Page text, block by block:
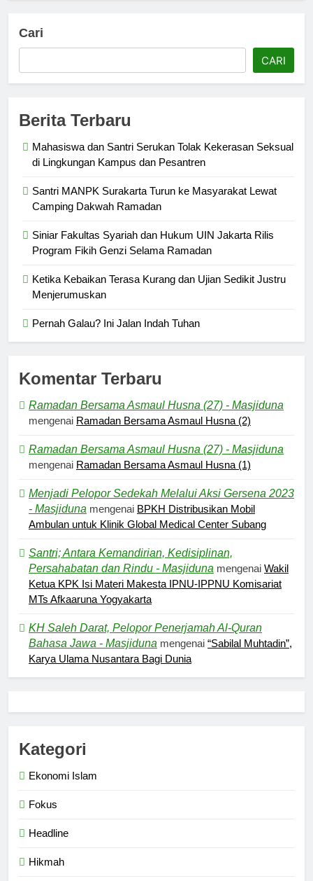
Cari
CARI
Berita Terbaru
Mahasiswa dan Santri Serukan Tolak Kekerasan Seksual
di Lingkungan Kampus dan Pesantren
Santri MANPK Surakarta Turun ke Masyarakat Lewat
Camping Dakwah Ramadan
Siniar Fakultas Syariah dan Hukum UIN Jakarta Rilis
Program Fikih Genzi Selama Ramadan
Ketika Kebaikan Terasa Kurang dan Ujian Sedikit Justru
Menjerumuskan
Pernah Galau? Ini Jalan Indah Tuhan
Komentar Terbaru
Ramadan Bersama Asmaul Husna (27) - Masjiduna
mengenai Ramadan Bersama Asmaul Husna (2)
Ramadan Bersama Asmaul Husna (27) - Masjiduna
mengenai Ramadan Bersama Asmaul Husna (1)
Menjadi Pelopor Sedekah Melalui Aksi Gersena 2023
- Masjiduna mengenai BPKH Distribusikan Mobil
Ambulan untuk Klinik Global Medical Center Subang
Santri; Antara Kemandirian, Kedisiplinan,
Persahabatan dan Rindu - Masjiduna mengenai Wakil
Ketua KPK Isi Materi Makesta IPNU-IPPNU Komisariat
MTs Afkaaruna Yogyakarta
KH Saleh Darat, Pelopor Penerjamah Al-Quran
Bahasa Jawa - Masjiduna mengenai “Sabilal Muhtadin”,
Karya Ulama Nusantara Bagi Dunia
Kategori
Ekonomi Islam
Fokus
Headline
Hikmah
5
6